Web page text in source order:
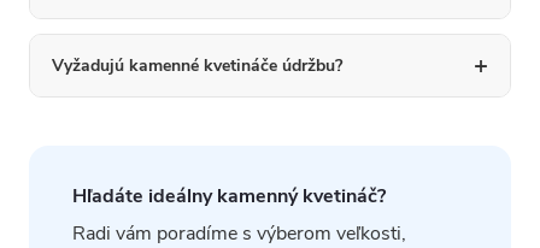
Vyžadujú kamenné kvetináče údržbu?
Hľadáte ideálny kamenný kvetináč?
Radi vám poradíme s výberom veľkosti,